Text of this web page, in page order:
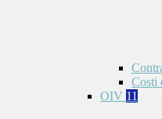
Costi
OIV 11